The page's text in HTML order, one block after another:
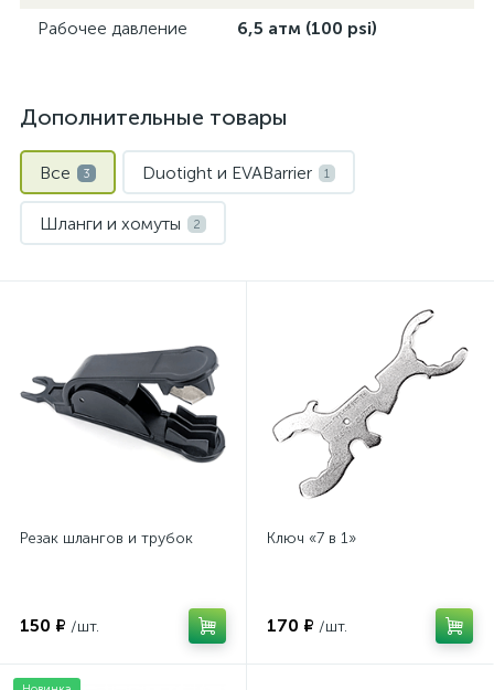
Рабочее давление 6,5 атм (100 psi)
Дополнительные товары
Все 3 Duotight и EVABarrier 1
Шланги и хомуты 2
Резак шлангов и трубок
150 ₽ /шт.
Ключ «7 в 1»
170 ₽ /шт.